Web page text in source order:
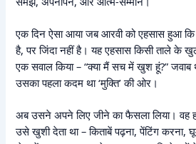
एक दिन ऐसा आया जब आरवी को एहसास हुआ कि
है, पर जिंदा नहीं है। यह एहसास किसी ताले
एक सवाल किया – “क्या मैं सच में खुश हूं?” जवाब
उसका पहला कदम था ‘मुक्ति’ की ओर।
अब उसने अपने लिए जीने का फैसला लिया। वह
उसे खुशी देता था – किताबें पढ़ना, पेंटिंग